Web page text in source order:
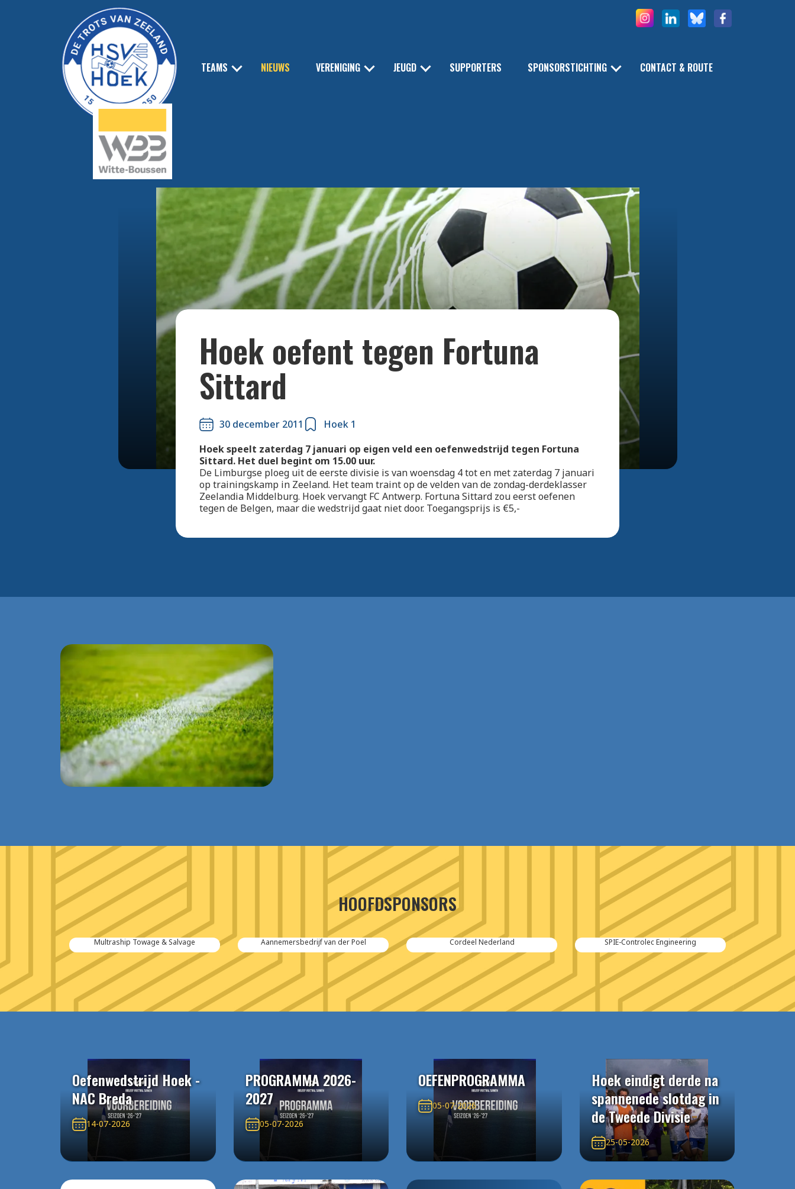
TEAMS NIEUWS VERENIGING JEUGD SUPPORTERS SPONSORSTICHTING CONTACT & ROUTE
Bekijk alle foto's
Hoek oefent tegen Fortuna
Sittard
30 december 2011
Hoek 1
Hoek speelt zaterdag 7 januari op eigen veld een oefenwedstrijd tegen Fortuna
Sittard. Het duel begint om 15.00 uur.
De Limburgse ploeg uit de eerste divisie is van woensdag 4 tot en met zaterdag 7 januari
op trainingskamp in Zeeland. Het team traint op de velden van de zondag-derdeklasser
Zeelandia Middelburg. Hoek vervangt FC Antwerp. Fortuna Sittard zou eerst oefenen
tegen de Belgen, maar die wedstrijd gaat niet door. Toegangsprijs is €5,-
HOOFDSPONSORS
Multraship Towage & Salvage Aannemersbedrijf van der Poel Cordeel Nederland SPIE-Controlec Engineering
Oefenwedstrijd Hoek -
NAC Breda
14-07-2026
PROGRAMMA 2026-
2027
05-07-2026
OEFENPROGRAMMA
05-07-2026
Hoek eindigt derde na
spannenede slotdag in
de Tweede Divisie
25-05-2026